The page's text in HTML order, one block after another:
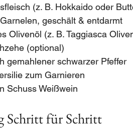
(z. B. Hokkaido oder
geschält & entdarmt
Olivenöl (z. B. Taggiasca
(optional)
gemahlener schwarzer Pfeffer
zum Garnieren
Schuss Weißwein
Schritt für Schritt